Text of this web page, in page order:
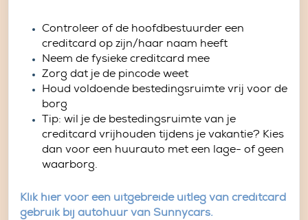
Controleer of de hoofdbestuurder een
creditcard op zijn/haar naam heeft
Neem de fysieke creditcard mee
Zorg dat je de pincode weet
Houd voldoende bestedingsruimte vrij voor de
borg
Tip: wil je de bestedingsruimte van je
creditcard vrijhouden tijdens je vakantie? Kies
dan voor een huurauto met een lage- of geen
waarborg.
Klik hier voor een uitgebreide uitleg van creditcard
gebruik bij autohuur van Sunnycars.